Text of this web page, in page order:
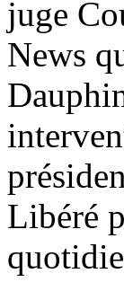
juge
News
Libéré